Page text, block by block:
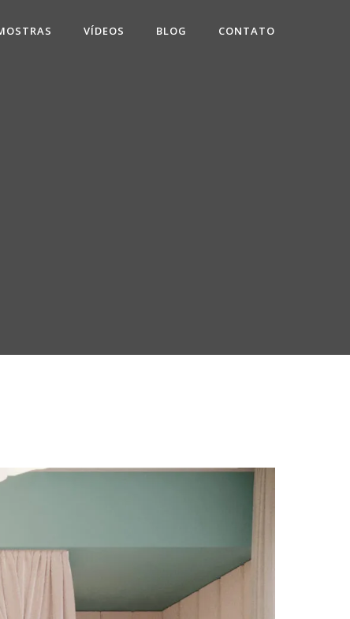
VÍDEOS BLOG CONTATO